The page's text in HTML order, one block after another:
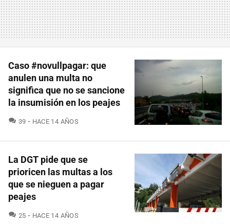
Caso #novullpagar: que
anulen una multa no
significa que no se sancione
la insumisión en los peajes
39 COMENTARIOS
HACE 14 AÑOS
La DGT pide que se
prioricen las multas a los
que se nieguen a pagar
peajes
25 COMENTARIOS
HACE 14 AÑOS